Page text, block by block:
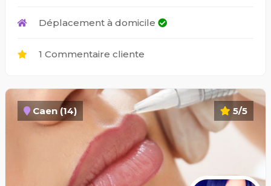
Déplacement à domicile
1 Commentaire cliente
5/5
Caen (14)